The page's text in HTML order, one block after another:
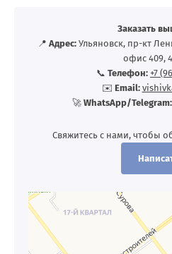
Заказать
📍 Адрес:Ульяновск, пр-кт
офис 409,
📞 Телефон: +7
✉️ Email:
🚀 WhatsApp/Telegram:
Свяжитесь с нами, чтобы